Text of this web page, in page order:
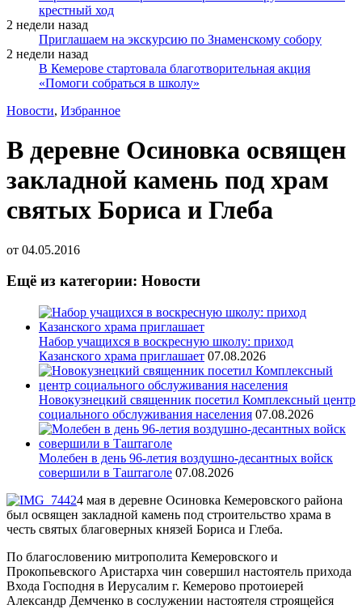
крестный ход
2 недели назад
Приглашаем на экскурсию по Знаменскому собору
2 недели назад
В Кемерове стартовала благотворительная акция
«Помоги собраться в школу»
Новости, Избранное
В деревне Осиновка освящен
закладной камень под храм
святых Бориса и Глеба
от 04.05.2016
Ещё из категории: Новости
Набор учащихся в воскресную школу: приход
Казанского храма приглашает 07.08.2026
Новокузнецкий священник посетил Комплексный центр
социального обслуживания населения 07.08.2026
Молебен в день 96-летия воздушно-десантных войск
совершили в Таштаголе 07.08.2026
4 мая в деревне Осиновка Кемеровского района
был освящен закладной камень под строительство храма в
честь святых благоверных князей Бориса и Глеба.
По благословению митрополита Кемеровского и
Прокопьевского Аристарха чин совершил настоятель прихода
Входа Господня в Иерусалим г. Кемерово протоиерей
Александр Демченко в сослужении настоятеля строящейся